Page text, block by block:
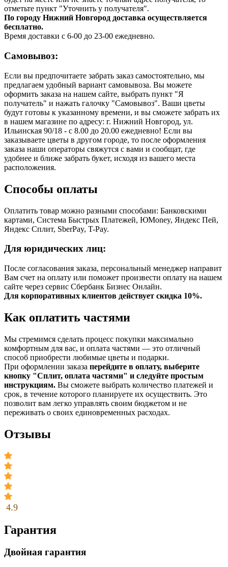
отметьте пункт "Уточнить у получателя".
По городу Нижний Новгород доставка осуществляется
бесплатно.
Время доставки с 6-00 до 23-00 ежедневно.
Самовывоз:
Если вы предпочитаете забрать заказ самостоятельно, мы
предлагаем удобный вариант самовывоза. Вы можете
оформить заказа на нашем сайте, выбрать пункт "Я
получатель" и нажать галочку "Самовывоз". Ваши цветы
будут готовы к указанному времени, и вы сможете забрать их
в нашем магазине по адресу: г. Нижний Новгород, ул.
Ильинская 90/18 - с 8.00 до 20.00 ежедневно! Если вы
заказываете цветы в другом городе, то после оформления
заказа наши операторы свяжутся с вами и сообщат, где
удобнее и ближе забрать букет, исходя из вашего места
расположения.
Способы оплаты
Оплатить товар можно разными способами: Банковскими
картами, Система Быстрых Платежей, ЮMoney, Яндекс Пей,
Яндекс Сплит, SberPay, T-Pay.
Для юридических лиц:
После согласования заказа, персональный менеджер направит
Вам счет на оплату или поможет произвести оплату на нашем
сайте через сервис Сбербанк Бизнес Онлайн.
Для корпоративных клиентов действует скидка 10%.
Как оплатить частями
Мы стремимся сделать процесс покупки максимально
комфортным для вас, и оплата частями — это отличный
способ приобрести любимые цветы и подарки.
При оформлении заказа перейдите в оплату, выберите
кнопку "Сплит, оплата частями" и следуйте простым
инструкциям. Вы сможете выбрать количество платежей и
срок, в течение которого планируете их осуществить. Это
позволит вам легко управлять своим бюджетом и не
переживать о своих единовременных расходах.
Отзывы
4.9
Гарантия
Двойная гарантия